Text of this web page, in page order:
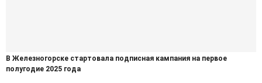
В Железногорске стартовала подписная кампания на первое
полугодие 2025 года